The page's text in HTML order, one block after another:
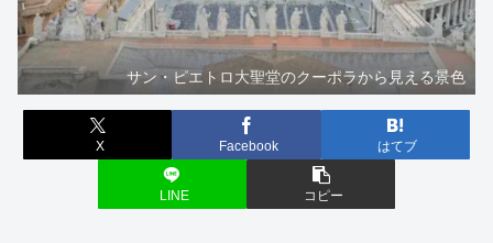
サン・ピエトロ大聖堂のクーポラから見える景色
X Facebook はてブ
LINE コピー